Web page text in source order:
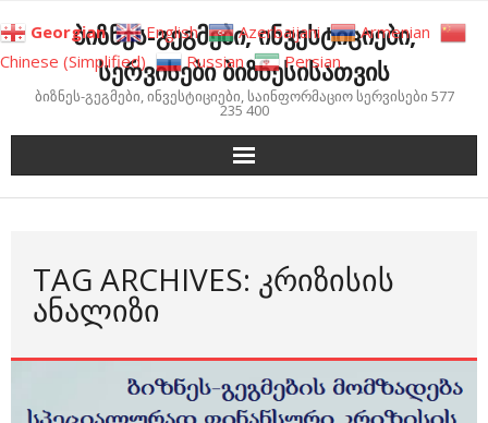
to
content
ბიზნეს-გეგმები, ინვესტიციები,
სერვისები ბიზნესისათვის
ბიზნეს-გეგმები, ინვესტიციები, საინფორმაციო სერვისები 577
235 400
TAG ARCHIVES: ᲙᲠᲘᲖᲘᲡᲘᲡ
ᲐᲜᲐᲚᲘᲖᲘ
Georgian English Azerbaijani
Armenian
Chinese (Simplified)
Russian Persian